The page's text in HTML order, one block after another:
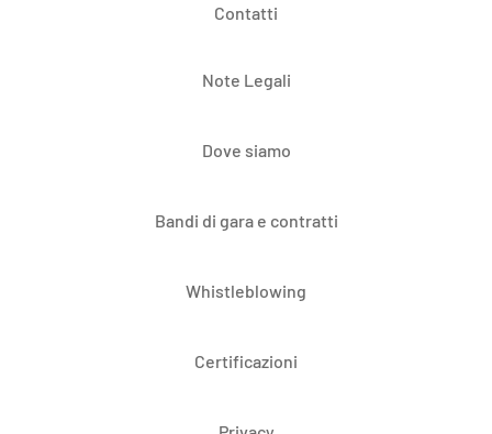
Contatti
Note Legali
Dove siamo
Bandi di gara e contratti
Whistleblowing
Certificazioni